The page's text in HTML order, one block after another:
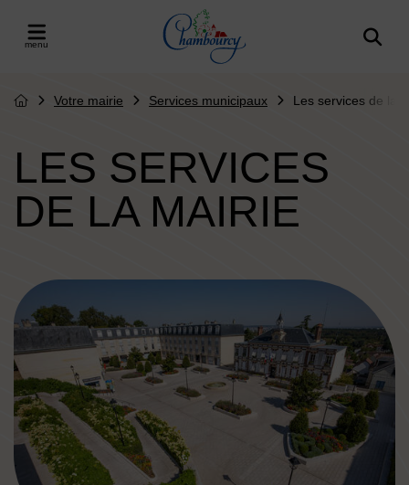
Retour à l'accueil
le menu
Page d'accueil du site
Votre mairie Services municipaux Les services de la
LES SERVICES
DE LA MAIRIE